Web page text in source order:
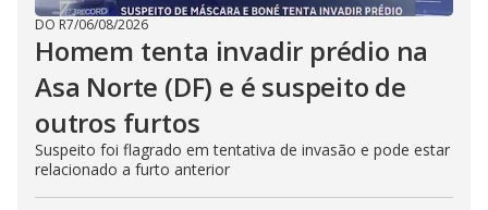
DO R7/06/08/2026
Homem tenta invadir prédio na
Asa Norte (DF) e é suspeito de
outros furtos
Suspeito foi flagrado em tentativa de invasão e pode estar
relacionado a furto anterior